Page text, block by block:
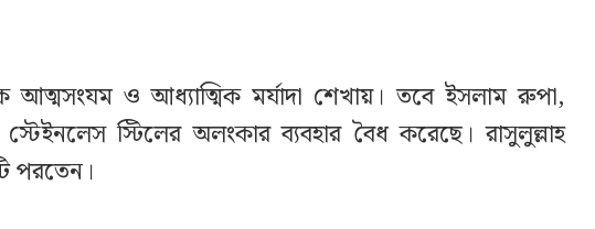
আত্মসংযম ও আধ্যাত্মিক মর্যাদা শেখায়। তবে ইসলাম রুপা,
স্টেইনলেস স্টিলের অলংকার ব্যবহার বৈধ করেছে। রাসুলুল্লাহ
পরতেন।